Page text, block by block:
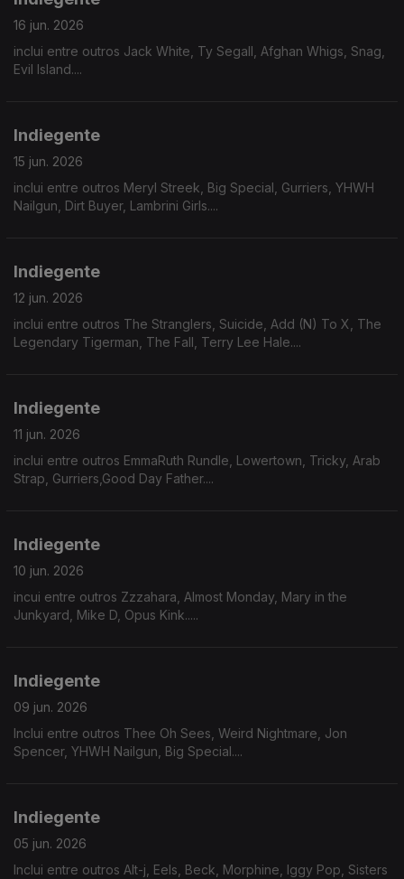
16 jun. 2026
inclui entre outros Jack White, Ty Segall, Afghan Whigs, Snag,
Evil Island....
Indiegente
15 jun. 2026
inclui entre outros Meryl Streek, Big Special, Gurriers, YHWH
Nailgun, Dirt Buyer, Lambrini Girls....
Indiegente
12 jun. 2026
inclui entre outros The Stranglers, Suicide, Add (N) To X, The
Legendary Tigerman, The Fall, Terry Lee Hale....
Indiegente
11 jun. 2026
inclui entre outros EmmaRuth Rundle, Lowertown, Tricky, Arab
Strap, Gurriers,Good Day Father....
Indiegente
10 jun. 2026
incui entre outros Zzzahara, Almost Monday, Mary in the
Junkyard, Mike D, Opus Kink.....
Indiegente
09 jun. 2026
Inclui entre outros Thee Oh Sees, Weird Nightmare, Jon
Spencer, YHWH Nailgun, Big Special....
Indiegente
05 jun. 2026
Inclui entre outros Alt-j, Eels, Beck, Morphine, Iggy Pop, Sisters